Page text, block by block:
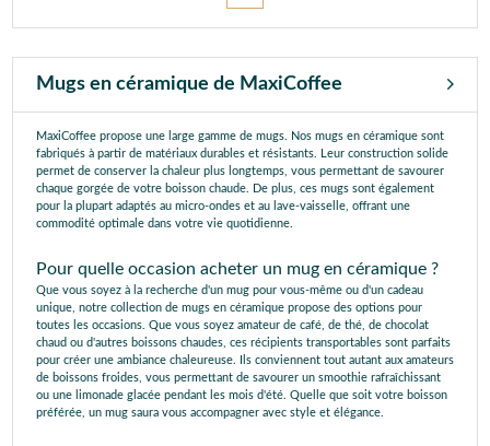
Mugs en céramique de MaxiCoffee
MaxiCoffee propose une large gamme de mugs. Nos mugs en céramique sont
fabriqués à partir de matériaux durables et résistants. Leur construction solide
permet de conserver la chaleur plus longtemps, vous permettant de savourer
chaque gorgée de votre boisson chaude. De plus, ces mugs sont également
pour la plupart adaptés au micro-ondes et au lave-vaisselle, offrant une
commodité optimale dans votre vie quotidienne.
Pour quelle occasion acheter un mug en céramique ?
Que vous soyez à la recherche d'un mug pour vous-même ou d'un cadeau
unique, notre collection de mugs en céramique propose des options pour
toutes les occasions. Que vous soyez amateur de café, de thé, de chocolat
chaud ou d'autres boissons chaudes, ces récipients transportables sont parfaits
pour créer une ambiance chaleureuse. Ils conviennent tout autant aux amateurs
de boissons froides, vous permettant de savourer un smoothie rafraîchissant
ou une limonade glacée pendant les mois d'été. Quelle que soit votre boisson
préférée, un mug saura vous accompagner avec style et élégance.